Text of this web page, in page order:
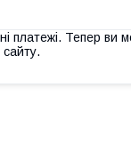
платежі. Тепер ви